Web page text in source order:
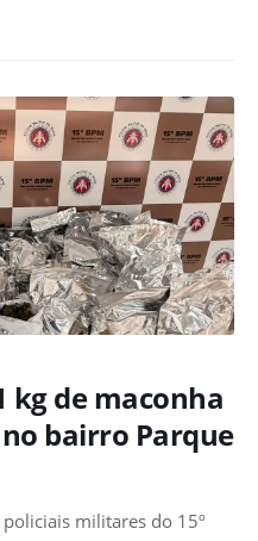
kg de maconha
bairro Parque
militares do 15º